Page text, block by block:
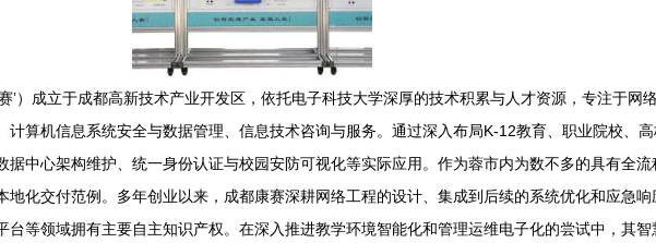
’）成立于成都高新技术产业开发区，依托电子科技大学深厚的技术积累与人才资源，专注于网
算机信息系统安全与数据管理、信息技术咨询与服务。通过深入布局K-12教育、职业院校、
中心架构维护、统一身份认证与校园安防可视化等实际应用。作为蓉市内为数不多的具有全
化交付范例。多年创业以来，成都康赛深耕网络工程的设计、集成到后续的系统优化和应急
等领域拥有主要自主知识产权。在深入推进教学环境智能化和管理运维电子化的尝试中，其